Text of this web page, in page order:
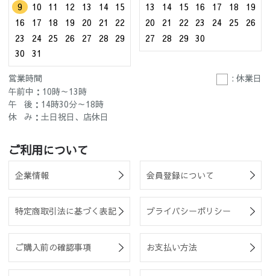
9
10 11 12 13 14
15
16
17 18 19 20 21
22
23
24 25 26 27 28
29
30
31
13
14 15 16 17 18
19
20
21 22 23 24 25
26
27
28 29 30
営業時間
: 休業日
午前中：10時～13時
午 後：14時30分～18時
休 み：土日祝日、店休日
ご利用について
企業情報 会員登録について
特定商取引法に基づく表記 プライバシーポリシー
ご購入前の確認事項 お支払い方法